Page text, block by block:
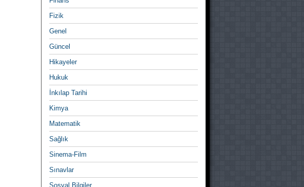
Fizik
Genel
Güncel
Hikayeler
Hukuk
İnkılap Tarihi
Kimya
Matematik
Sağlık
Sinema-Film
Sınavlar
Sosyal Bilgiler